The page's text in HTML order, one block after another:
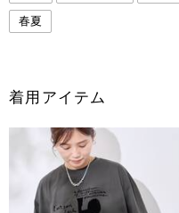
春夏
着用アイテム